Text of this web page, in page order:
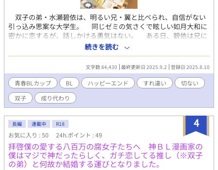
双子の弟・水瀬碧依は、明るい兄・翼と比べられ、自信がない
引っ込み思案な大学生。 同じゼミの気さくで眩しい如月大和に
密かに恋するが、話しかける勇気はない。 ある日、碧依は兄に
なりすまし、本屋のバイトで大和に近づく大胆な計画を立てる。
兄の笑顔で大和と心を通わせる碧依だが、嘘の自分に葛藤
し……。 すれ違いを経て本当の想いを伝える、切なく甘い青春
BLストーリー。 第1回青春BLカップ参加作品です。 1章 「出会
い」が長くなってしまったので、前後編に分けました。 2章、3章
も長くなってしまって、分けました。碧依の恋心を丁寧に書き直
しました。（2025/9/2 18:40）
続きを読む
文字数 84,430 最終更新日 2025.9.2 登録日 2025.8.10
青春BLカップ​ BL ハッピーエンド すれ違い
切ない
双子
成り代わり
4
長編 連載中 R18
お気に入り : 50 24h.ポイント : 49
拝啓僕の愛する八百万の腐女子たちへ 神ＢＬ漫画家の
僕はマジで神だったらしく、ガチ恋してる推し（※双子
の弟）と何故か結婚する運びとなりました。